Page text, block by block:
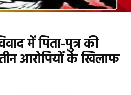
में पिता-पुत्र की
आरोपियों के खिलाफ